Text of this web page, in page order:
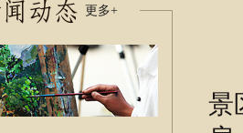
更多+
景